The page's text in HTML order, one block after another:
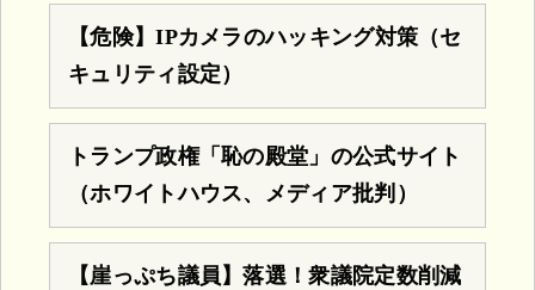
【危険】IPカメラのハッキング対策（セ
キュリティ設定）
トランプ政権「恥の殿堂」の公式サイト
（ホワイトハウス、メディア批判）
【崖っぷち議員】落選！衆議院定数削減